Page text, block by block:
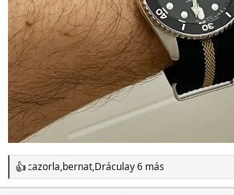
R
e
cazorla,bernat,Dráculay 6 más